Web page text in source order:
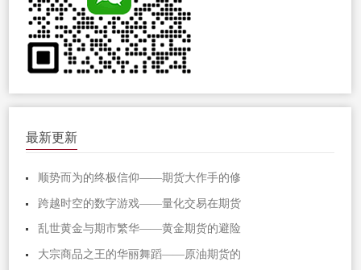
最新更新
顺势而为的终极信仰——期货大作手的修
跨越时空的数字游戏——量化交易在期货
乱世黄金与期市繁华——黄金期货的避险
大宗商品之王的华丽舞蹈——原油期货的